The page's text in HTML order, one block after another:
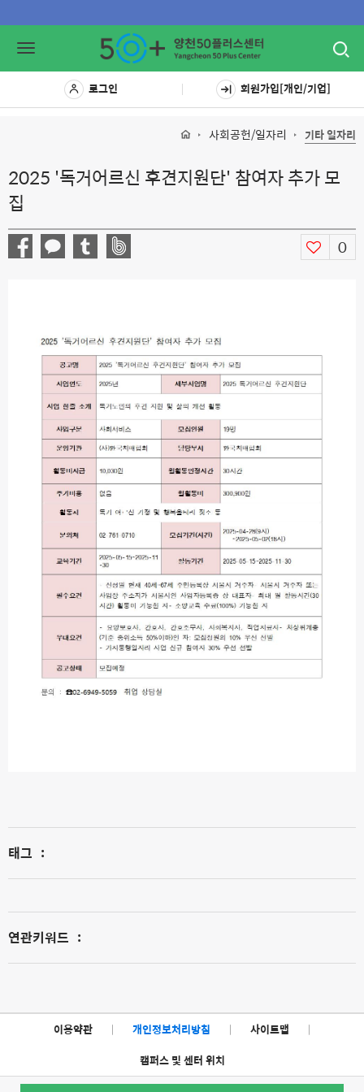
Toggle
로그인 회원가입[개인/기업]
사회공헌/일자리 기타 일자리
2025 '독거어르신 후견지원단' 참여자 추가 모
집
0
태그 :
연관키워드 :
이용약관 | 개인정보처리방침 | 사이트맵
|
캠퍼스 및 센터 위치